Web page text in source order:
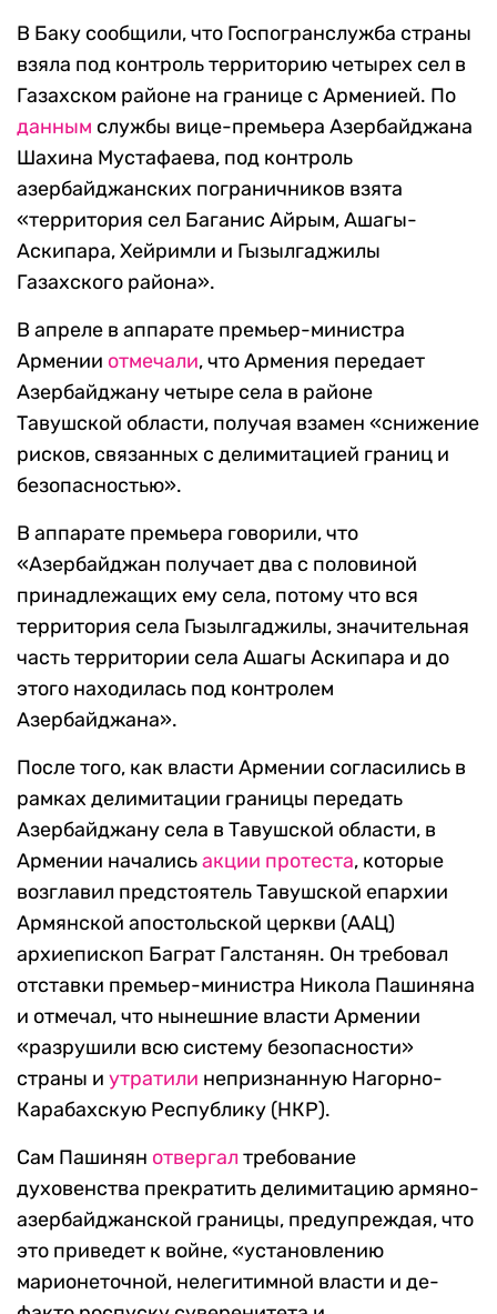
В Баку сообщили, что Госпогранслужба страны
взяла под контроль территорию четырех сел в
Газахском районе на границе с Арменией. По
данным службы вице-премьера Азербайджана
Шахина Мустафаева, под контроль
азербайджанских пограничников взята
«территория сел Баганис Айрым, Ашагы-
Аскипара, Хейримли и Гызылгаджилы
Газахского района».
В апреле в аппарате премьер-министра
Армении отмечали, что Армения передает
Азербайджану четыре села в районе
Тавушской области, получая взамен «снижение
рисков, связанных с делимитацией границ и
безопасностью».
В аппарате премьера говорили, что
«Азербайджан получает два с половиной
принадлежащих ему села, потому что вся
территория села Гызылгаджилы, значительная
часть территории села Ашагы Аскипара и до
этого находилась под контролем
Азербайджана».
После того, как власти Армении согласились в
рамках делимитации границы передать
Азербайджану села в Тавушской области, в
Армении началисьакции протеста, которые
возглавил предстоятель Тавушской епархии
Армянской апостольской церкви (ААЦ)
архиепископ Баграт Галстанян. Он требовал
отставки премьер-министра Никола Пашиняна
и отмечал, что нынешние власти Армении
«разрушили всю систему безопасности»
страны и утратили непризнанную Нагорно-
Карабахскую Республику (НКР).
Сам Пашинян отвергал требование
духовенства прекратить делимитацию армяно-
азербайджанской границы, предупреждая, что
это приведет к войне, «установлению
марионеточной, нелегитимной власти и де-